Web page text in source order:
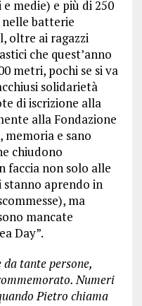
medie) e più di 250
batterie
oltre ai ragazzi
che quest’anno
metri, pochi se si va
solidarietà
di iscrizione alla
alla Fondazione
memoria e sano
chiudono
faccia non solo alle
stanno aprendo in
ma
mancate
Day”.
tante persone,
Numeri
Pietro chiama